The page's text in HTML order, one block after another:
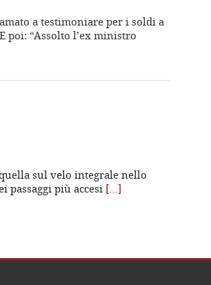
a testimoniare per i soldi a
poi: “Assolto l’ex ministro
sul velo integrale nello
passaggi più accesi […]